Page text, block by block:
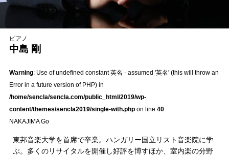
ピアノ
中島 剛
Warning: Use of undefined constant 英名 - assumed '英名' (this will throw an
Error in a future version of PHP) in
/home/sencla/sencla.com/public_html/2019/wp-
content/themes/sencla2019/single-with.phpon line 40
NAKAJIMA Go
東邦音楽大学を首席で卒業。ハンガリー国立リスト音楽院に学
ぶ。多くのリサイタルを開催し好評を博すほか、室内楽の分野